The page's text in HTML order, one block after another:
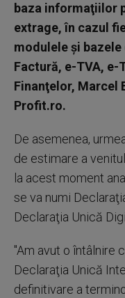
baza informaţiilor
extrage, în cazul
modulele şi bazele
Factură, e-TVA, e-
Finanţelor, Marcel
Profit.ro.
De asemenea,
de estimare a
la acest moment
se va numi
Declaraţia Unică
"Am avut o întâlnire
Declaraţia Unică
definitivare a